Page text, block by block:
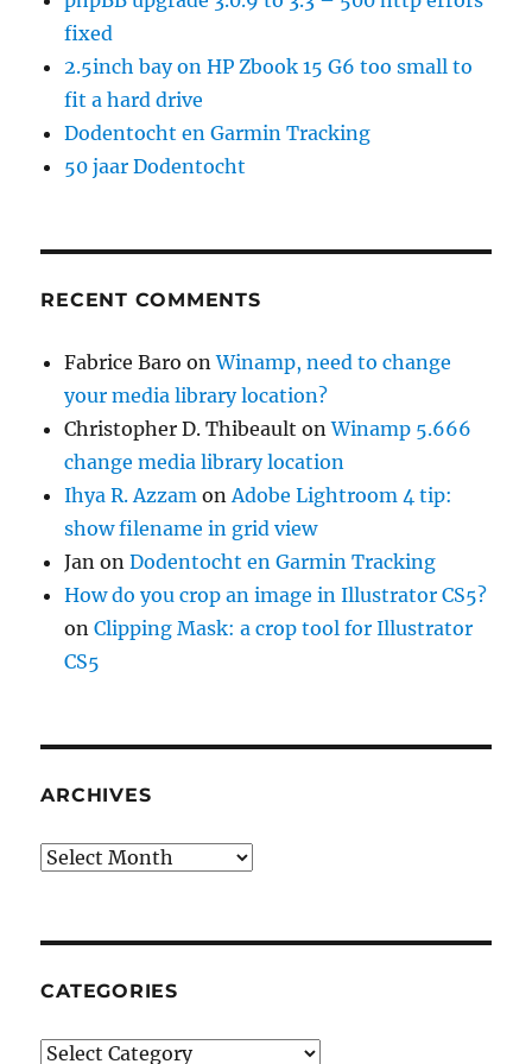
fixed
2.5inch bay on HP Zbook 15 G6 too small to
fit a hard drive
Dodentocht en Garmin Tracking
50 jaar Dodentocht
RECENT COMMENTS
Fabrice Baro onWinamp, need to change
your media library location?
Christopher D. Thibeault onWinamp 5.666
change media library location
Ihya R. Azzam on Adobe Lightroom 4 tip:
show filename in grid view
Jan onDodentocht en Garmin Tracking
How do you crop an image in Illustrator CS5?
onClipping Mask: a crop tool for Illustrator
CS5
ARCHIVES
Archives
CATEGORIES
Categories